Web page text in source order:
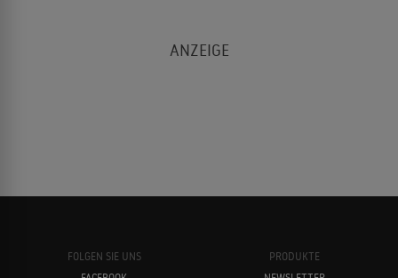
FOLGEN SIE UNS
PRODUKTE